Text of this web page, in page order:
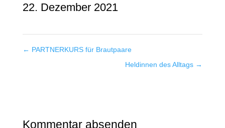
22. Dezember 2021
← PARTNERKURS für Brautpaare
Heldinnen des Alltags →
Kommentar absenden